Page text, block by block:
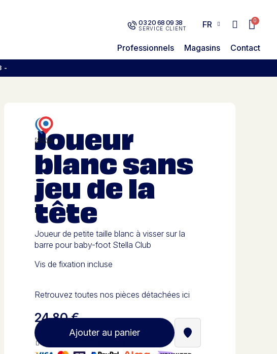
03 20 68 09 38
SERVICE CLIENT FR
Professionnels Magasins Contact
-
Joueur
blanc sans
jeu de la
tête
Joueur de petite taille blanc à visser sur la
barre pour baby-foot Stella Club
Vis de fixation incluse
Retrouvez toutes nos pièces détachées ici
24,80 €
Ajouter au panier Trouver un revendeur
Paiement 100% sécurisé